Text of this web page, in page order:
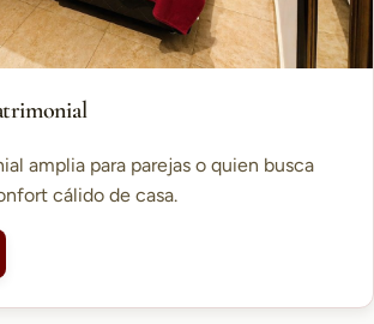
amplia para parejas o quien busca
cálido de casa.